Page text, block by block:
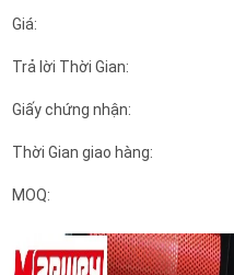
Giá:
Trả lời Thời Gian:
Giấy chứng nhận:
Thời Gian giao hàng:
MOQ: